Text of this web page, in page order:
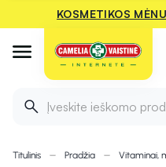
KOSMETIKOS
Įveskite ieškomo
Titulinis Pradžia Vitaminai,